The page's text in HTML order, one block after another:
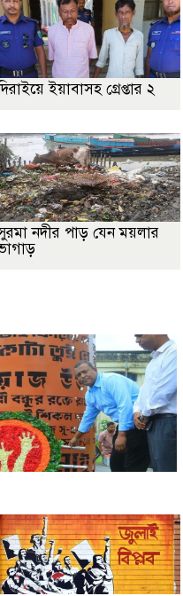
ইয়াবাসহ গ্রেপ্তার ২
নদীর পাড় যেন ময়লার